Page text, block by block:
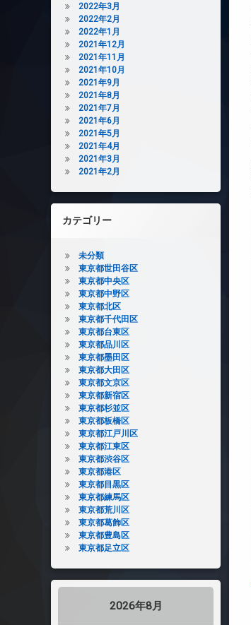
2022年3月
2022年2月
2022年1月
2021年12月
2021年11月
2021年10月
2021年9月
2021年8月
2021年7月
2021年6月
2021年5月
2021年4月
2021年3月
2021年2月
カテゴリー
未分類
東京都世田谷区
東京都中央区
東京都中野区
東京都北区
東京都千代田区
東京都台東区
東京都品川区
東京都墨田区
東京都大田区
東京都文京区
東京都新宿区
東京都杉並区
東京都板橋区
東京都江戸川区
東京都江東区
東京都渋谷区
東京都港区
東京都目黒区
東京都練馬区
東京都荒川区
東京都葛飾区
東京都豊島区
東京都足立区
2026年8月